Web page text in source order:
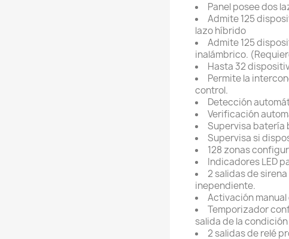
Panel posee dos
Admite 125
lazo híbrido
Admite 125
inalámbrico.
Hasta 32
Permite la
control.
Detección
Verificación
Supervisa batería
Supervisa si
128 zonas
Indicadores LED
2 salidas de
inependiente.
Activación
Temporizador
salida de la
2 salidas de relé